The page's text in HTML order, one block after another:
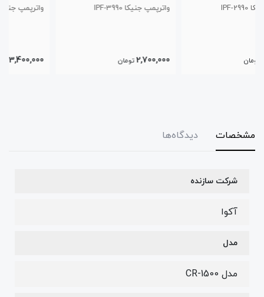
واترپمپ جنیکا IPF-3990
2,700,000
واترپمپ جنیکا IPF-4990
3,400,000
مشخصات دیدگاه‌ها
شرکت سازنده
آکوا
مدل
مدل CR-1500